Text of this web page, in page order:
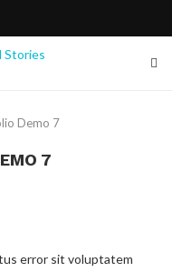
Demo 7
7
error sit voluptatem